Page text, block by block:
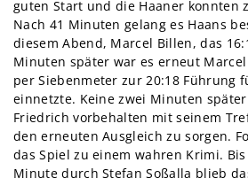
guten Start und die Haaner konnten
Nach 41 Minuten gelang es Haans
diesem Abend, Marcel Billen, das
Minuten später war es erneut
per Siebenmeter zur 20:18 Führung
einnetzte. Keine zwei Minuten
Friedrich vorbehalten mit seinem
den erneuten Ausgleich zu sorgen.
das Spiel zu einem wahren Krimi.
Minute durch Stefan Soßalla blieb